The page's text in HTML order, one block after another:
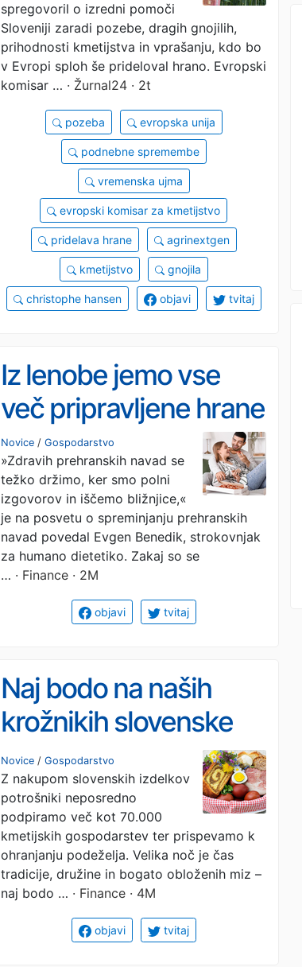
spregovoril o izredni pomoči
Sloveniji zaradi pozebe, dragih gnojilih,
prihodnosti kmetijstva in vprašanju, kdo bo
v Evropi sploh še prideloval hrano. Evropski
komisar … · Žurnal24 · 2t
pozeba evropska unija
podnebne spremembe
vremenska ujma
evropski komisar za kmetijstvo
pridelava hrane agrinextgen
kmetijstvo gnojila
christophe hansen objavi tvitaj
Iz lenobe jemo vse
več pripravljene hrane
Novice / Gospodarstvo
»Zdravih prehranskih navad se
težko držimo, ker smo polni
izgovorov in iščemo bližnjice,«
je na posvetu o spreminjanju prehranskih
navad povedal Evgen Benedik, strokovnjak
za humano dietetiko. Zakaj so se
… · Finance · 2M
objavi tvitaj
Naj bodo na naših
krožnikih slovenske
velikonočne jedi
Novice / Gospodarstvo
Z nakupom slovenskih izdelkov
potrošniki neposredno
podpiramo več kot 70.000
kmetijskih gospodarstev ter prispevamo k
ohranjanju podeželja. Velika noč je čas
tradicije, družine in bogato obloženih miz –
naj bodo … · Finance · 4M
objavi tvitaj